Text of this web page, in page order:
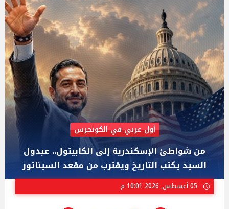
AIPAC رصدت 30 مليون دولار لإضعافه
"عبد الرحمن السيد" المصري الذى يواجه "هايلي
ستيفنز" وإيباك الاسرائيلية بإنتخابات ميشيجان